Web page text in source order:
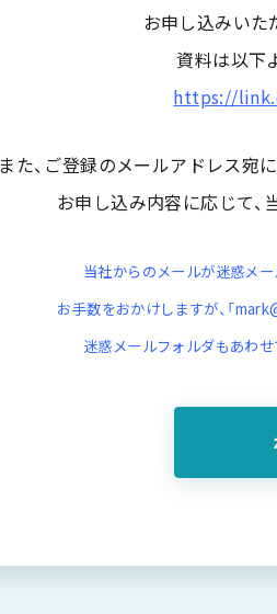
お申し込みいた
資料は以下
https://
また、ご登録のメールアドレス宛
お申し込み内容に応じて、
当社からのメールが迷惑メ
お手数をおかけしますが、「
迷惑メールフォルダもあわ